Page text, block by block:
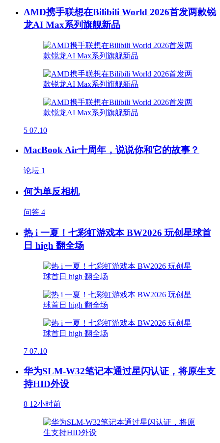
AMD携手联想在Bilibili World 2026首发两款锐
龙AI Max系列旗舰新品
5 07.10
MacBook Air十周年，说说你和它的故事？
论坛 1
何为单反相机
问答 4
热 i 一夏！七彩虹游戏本 BW2026 玩创星球首
日 high 翻全场
7 07.10
华为SLM-W32笔记本通过星闪认证，将原生支
持HID外设
8 12小时前